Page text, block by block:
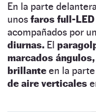
En la parte
unos faros full-LED
acompañados por
diurnas. El
marcados ángulos,
brillante en la
de aire verticales